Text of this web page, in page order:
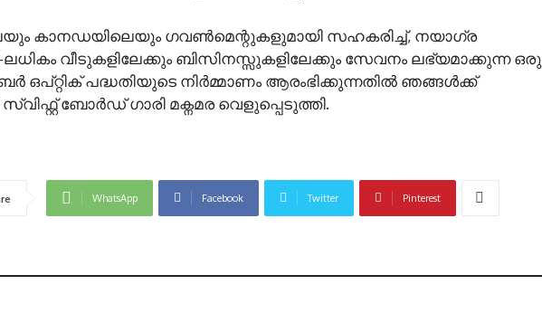
കാനഡയിലെയും ഗവൺമെന്റുകളുമായി സഹകരിച്ച്, നയാഗ്ര
ലധികം വീടുകളിലേക്കും ബിസിനസ്സുകളിലേക്കും സേവനം ലഭ്യമാക്കുന്ന ഒരു
പദ്ധതിയുടെ നിർമ്മാണം ആരംഭിക്കുന്നതിൽ ഞങ്ങൾക്ക്
ബോർഡ് ഗാരി മക്നമര വെളുപ്പെടുത്തി.
WhatsApp Facebook Twitter Pinterest